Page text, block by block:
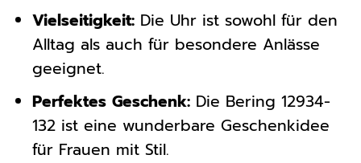
Vielseitigkeit:Die Uhr ist sowohl für den
Alltag als auch für besondere Anlässe
geeignet.
Perfektes Geschenk:Die Bering 12934-
132 ist eine wunderbare Geschenkidee
für Frauen mit Stil.